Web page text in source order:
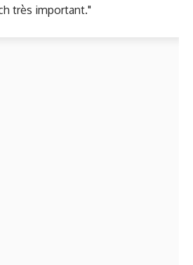
très important."